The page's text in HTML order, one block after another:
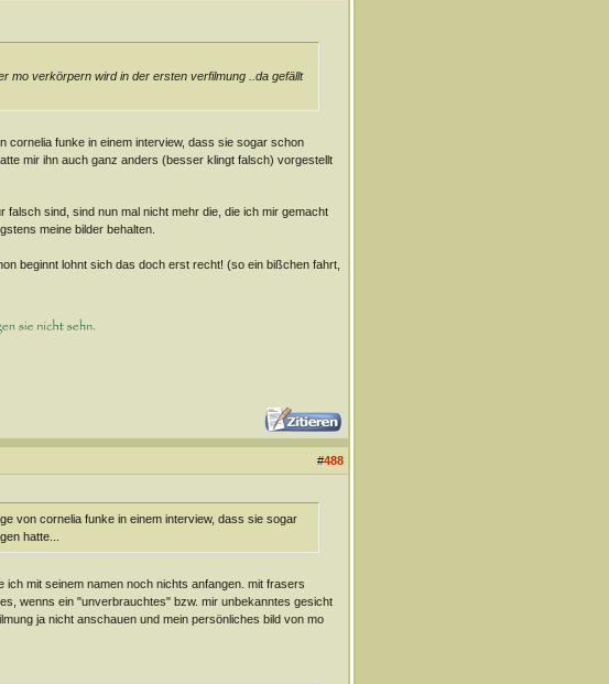
mo verkörpern wird in der ersten verfilmung ..da gefällt
funke in einem interview, dass sie sogar schon
mir ihn auch ganz anders (besser klingt falsch) vorgestellt
falsch sind, sind nun mal nicht mehr die, die ich mir gemacht
meine bilder behalten.
beginnt lohnt sich das doch erst recht! (so ein bißchen fahrt,
#488
von cornelia funke in einem interview, dass sie sogar
hatte...
mit seinem namen noch nichts anfangen. mit frasers
wenns ein "unverbrauchtes" bzw. mir unbekanntes gesicht
ja nicht anschauen und mein persönliches bild von mo